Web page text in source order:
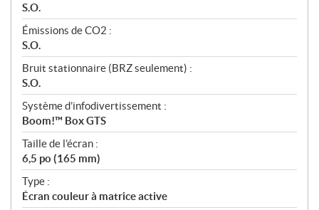
S.O.
Émissions de CO2 :
S.O.
Bruit stationnaire (BRZ seulement) :
S.O.
Système d’infodivertissement :
Boom!™ Box GTS
Taille de l’écran :
6,5 po (165 mm)
Type :
Écran couleur à matrice active